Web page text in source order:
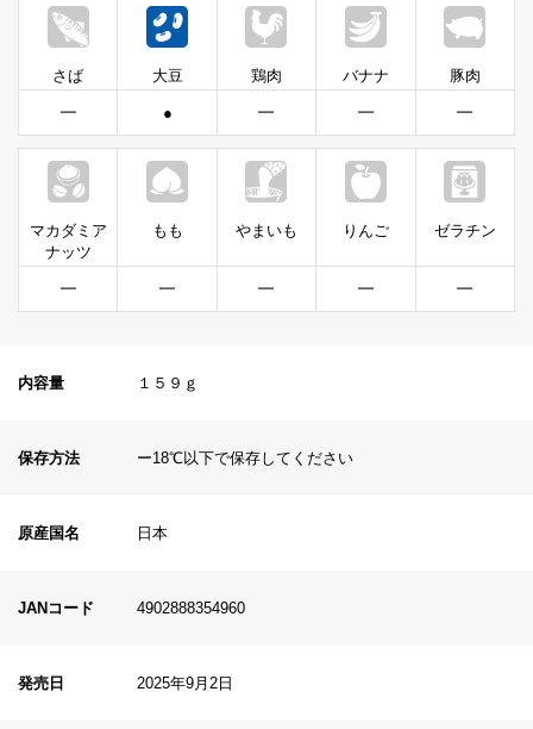
さば
━
大豆
●
鶏肉
━
バナナ
━
豚肉
━
マカダミア
ナッツ
━
もも
━
やまいも
━
りんご
━
ゼラチン
━
内容量 １５９ｇ
保存方法 ー18℃以下で保存してください
原産国名 日本
JANコード 4902888354960
発売日 2025年9月2日